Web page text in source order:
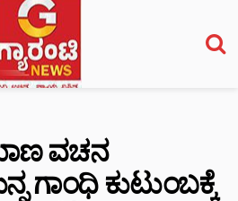
ವಚನ
ಗಾಂಧಿ ಕುಟುಂಬಕ್ಕೆ